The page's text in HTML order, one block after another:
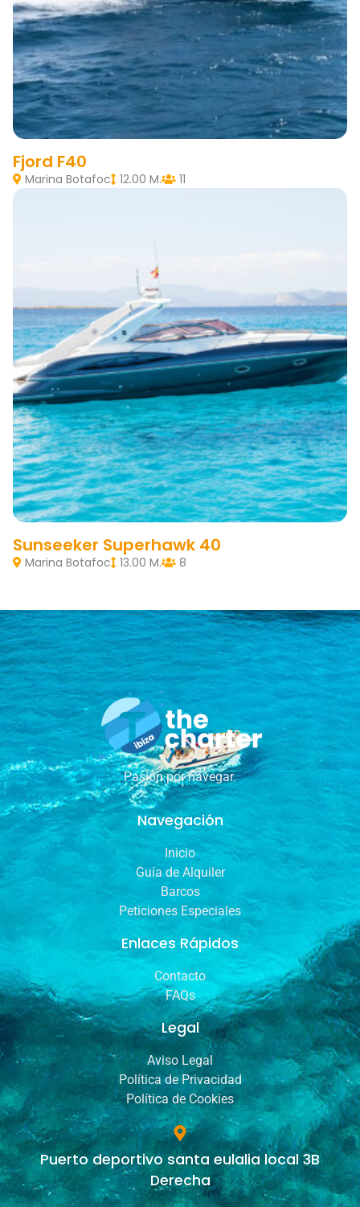
Fjord F40
Marina Botafoc 12.00 M. 11
Sunseeker Superhawk 40
Marina Botafoc 13.00 M. 8
Pasión por navegar.
Navegación
Inicio
Guía de Alquiler
Barcos
Peticiones Especiales
Enlaces Rápidos
Contacto
FAQs
Legal
Aviso Legal
Política de Privacidad
Política de Cookies
Puerto deportivo santa eulalia local 3B
Derecha